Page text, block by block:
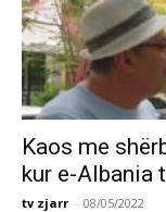
Kaos me
kur e-Albania
tv zjarr - 08/05/2022